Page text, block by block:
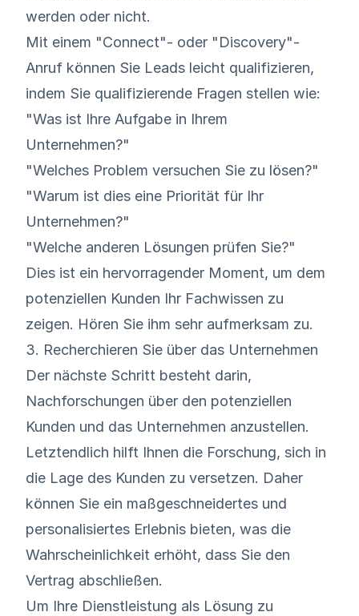
werden oder nicht.
Mit einem "Connect"- oder "Discovery"-
Anruf können Sie Leads leicht qualifizieren,
indem Sie qualifizierende Fragen stellen wie:
"Was ist Ihre Aufgabe in Ihrem
Unternehmen?"
"Welches Problem versuchen Sie zu lösen?"
"Warum ist dies eine Priorität für Ihr
Unternehmen?"
"Welche anderen Lösungen prüfen Sie?"
Dies ist ein hervorragender Moment, um dem
potenziellen Kunden Ihr Fachwissen zu
zeigen. Hören Sie ihm sehr aufmerksam zu.
3. Recherchieren Sie über das Unternehmen
Der nächste Schritt besteht darin,
Nachforschungen über den potenziellen
Kunden und das Unternehmen anzustellen.
Letztendlich hilft Ihnen die Forschung, sich in
die Lage des Kunden zu versetzen. Daher
können Sie ein maßgeschneidertes und
personalisiertes Erlebnis bieten, was die
Wahrscheinlichkeit erhöht, dass Sie den
Vertrag abschließen.
Um Ihre Dienstleistung als Lösung zu